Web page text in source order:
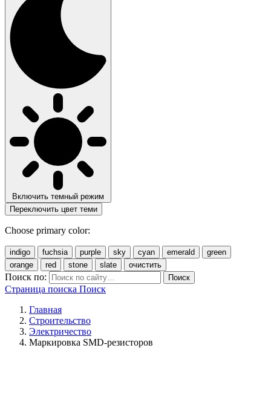
Включить темный режим
Переключить цвет теми
Choose primary color:
indigo fuchsia purple sky cyan emerald
green
orange
red stone slate очистить
Поиск по: Поиск
Страница поиска Поиск
Главная
Строительство
Электричество
Маркировка SMD-резисторов